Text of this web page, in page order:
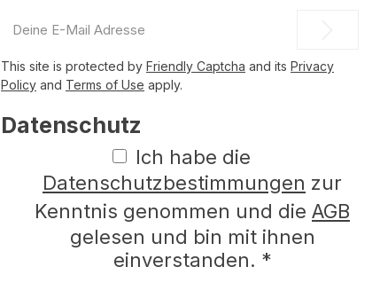
Mail-
*
This site is protected by Friendly Captcha and its Privacy
Policy and Terms of Use apply.
Datenschutz
Datenschutzbestimmungen zur
Kenntnis genommen und die AGB
gelesen und bin mit ihnen
einverstanden. *